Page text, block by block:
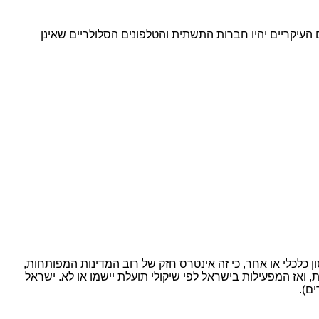
העיקריים יהיו חברות התשתית והטלפונים הסלולריים שאינן
בקרוב אלא אם יתרחש אסון כלכלי או אחר, כי זה אינטרס חזק של רוב המדינות המפותחות,
המפעילות בישראל לפי שיקולי תועלת יישמו או לא. ישראל